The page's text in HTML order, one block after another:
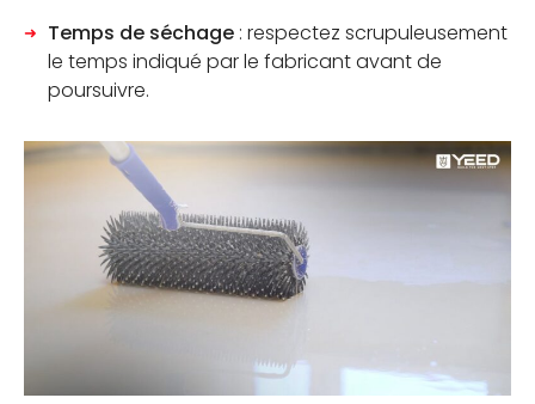
Temps de séchage : respectez scrupuleusement
le temps indiqué par le fabricant avant de
poursuivre.